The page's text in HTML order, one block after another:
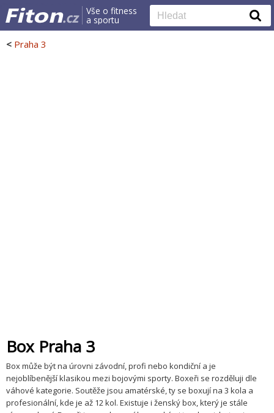
Vše o fitness
a sportu
< Praha 3
Box Praha 3
Box může být na úrovni závodní, profi nebo kondiční a je
nejoblíbenější klasikou mezi bojovými sporty. Boxeři se rozděluji dle
váhové kategorie. Soutěže jsou amatérské, ty se boxují na 3 kola a
profesionální, kde je až 12 kol. Existuje i ženský box, který je stále